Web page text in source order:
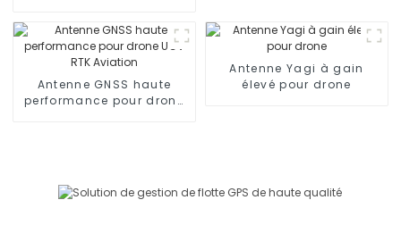
champignon GPS pour la
marine
Antenne GNSS haute
performance pour drone
Antenne Yagi à gain
élevé pour drone